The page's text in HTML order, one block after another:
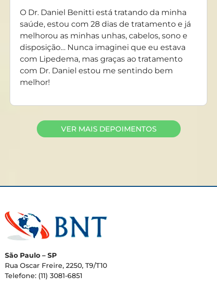
O Dr. Daniel Benitti está tratando da minha
saúde, estou com 28 dias de tratamento e já
melhorou as minhas unhas, cabelos, sono e
disposição… Nunca imaginei que eu estava
com Lipedema, mas graças ao tratamento
com Dr. Daniel estou me sentindo bem
melhor!
VER MAIS DEPOIMENTOS
São Paulo – SP
Rua Oscar Freire, 2250, T9/T10
Telefone: (11) 3081-6851